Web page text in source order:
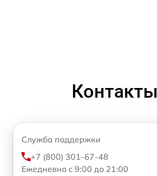
Контакты
Служба поддержки
+7 (800) 301-67-48
Ежедневно с 9:00 до 21:00